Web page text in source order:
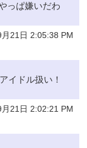
っぱ嫌いだわ
月21日 2:05:38 PM
イドル扱い！
月21日 2:02:21 PM